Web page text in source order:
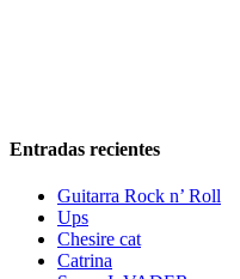
Entradas recientes
Guitarra Rock n’ Roll
Ups
Chesire cat
Catrina